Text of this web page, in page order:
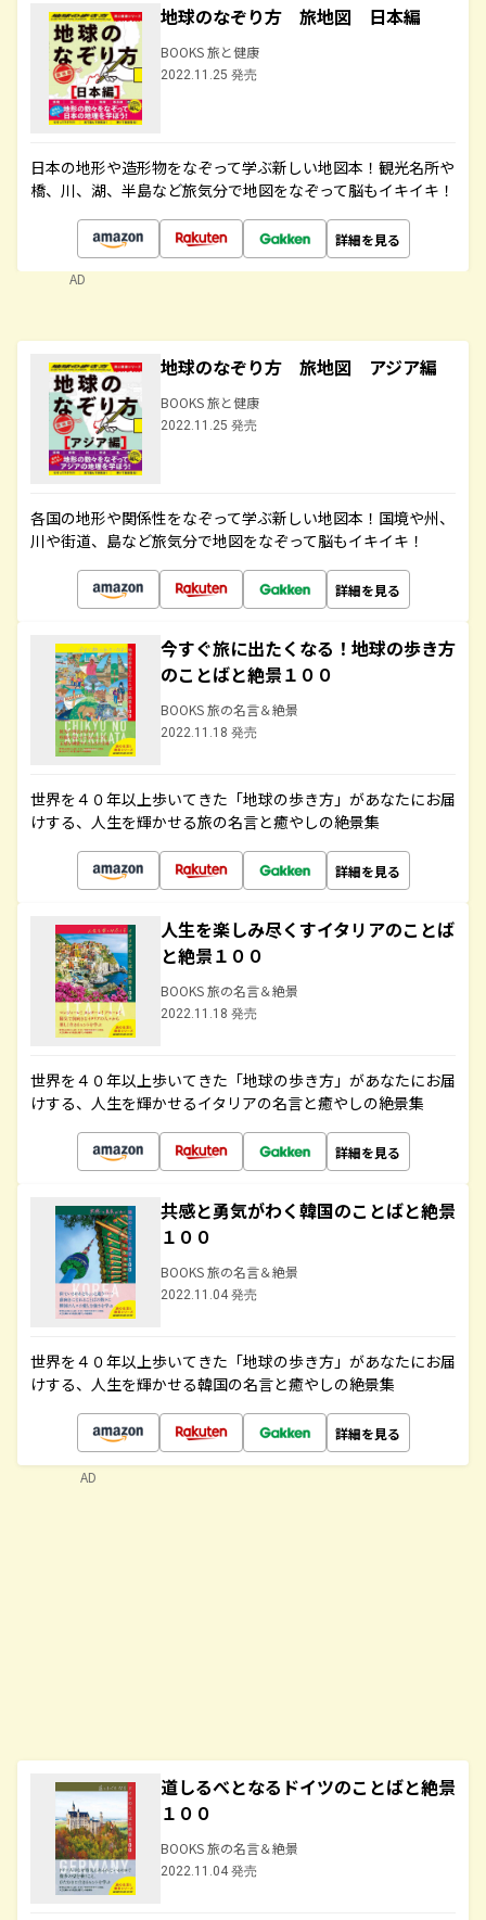
地球のなぞり方 旅地図 日本編
BOOKS 旅と健康
2022.11.25 発売
日本の地形や造形物をなぞって学ぶ新しい地図本！観光名所や
橋、川、湖、半島など旅気分で地図をなぞって脳もイキイキ！
詳細を見る
AD
地球のなぞり方 旅地図 アジア編
BOOKS 旅と健康
2022.11.25 発売
各国の地形や関係性をなぞって学ぶ新しい地図本！国境や州、
川や街道、島など旅気分で地図をなぞって脳もイキイキ！
詳細を見る
今すぐ旅に出たくなる！地球の歩き方
のことばと絶景１００
BOOKS 旅の名言＆絶景
2022.11.18 発売
世界を４０年以上歩いてきた「地球の歩き方」があなたにお届
けする、人生を輝かせる旅の名言と癒やしの絶景集
詳細を見る
人生を楽しみ尽くすイタリアのことば
と絶景１００
BOOKS 旅の名言＆絶景
2022.11.18 発売
世界を４０年以上歩いてきた「地球の歩き方」があなたにお届
けする、人生を輝かせるイタリアの名言と癒やしの絶景集
詳細を見る
共感と勇気がわく韓国のことばと絶景
１００
BOOKS 旅の名言＆絶景
2022.11.04 発売
世界を４０年以上歩いてきた「地球の歩き方」があなたにお届
けする、人生を輝かせる韓国の名言と癒やしの絶景集
詳細を見る
道しるべとなるドイツのことばと絶景
１００
BOOKS 旅の名言＆絶景
2022.11.04 発売
AD